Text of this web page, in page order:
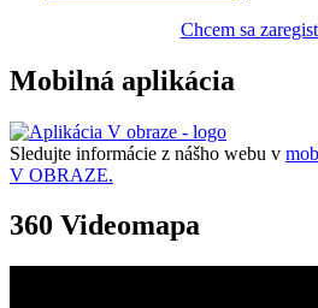
Chcem sa
Mobilná aplikácia
Sledujte informácie z nášho webu v
V OBRAZE.
360 Videomapa